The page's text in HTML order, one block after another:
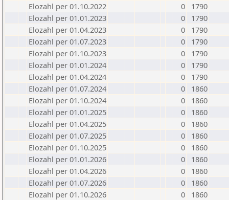
Elozahl per 01.10.2022
0
1790
Elozahl per 01.01.2023
0
1790
Elozahl per 01.04.2023
0
1790
Elozahl per 01.07.2023
0
1790
Elozahl per 01.10.2023
0
1790
Elozahl per 01.01.2024
0
1790
Elozahl per 01.04.2024
0
1790
Elozahl per 01.07.2024
0
1860
Elozahl per 01.10.2024
0
1860
Elozahl per 01.01.2025
0
1860
Elozahl per 01.04.2025
0
1860
Elozahl per 01.07.2025
0
1860
Elozahl per 01.10.2025
0
1860
Elozahl per 01.01.2026
0
1860
Elozahl per 01.04.2026
0
1860
Elozahl per 01.07.2026
0
1860
Elozahl per 01.10.2026
0 1860